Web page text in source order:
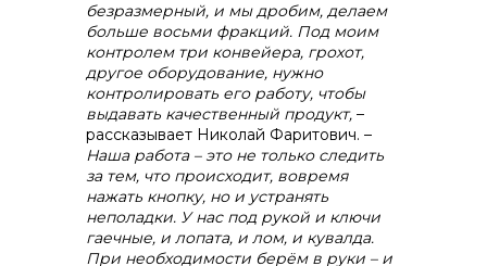
безразмерный, и мы дробим, делаем
больше восьми фракций. Под моим
контролем три конвейера, грохот,
другое оборудование, нужно
контролировать его работу, чтобы
выдавать качественный продукт, –
рассказывает Николай Фаритович. –
Наша работа – это не только следить
за тем, что происходит, вовремя
нажать кнопку, но и устранять
неполадки. У нас под рукой и ключи
гаечные, и лопата, и лом, и кувалда.
При необходимости берём в руки – и